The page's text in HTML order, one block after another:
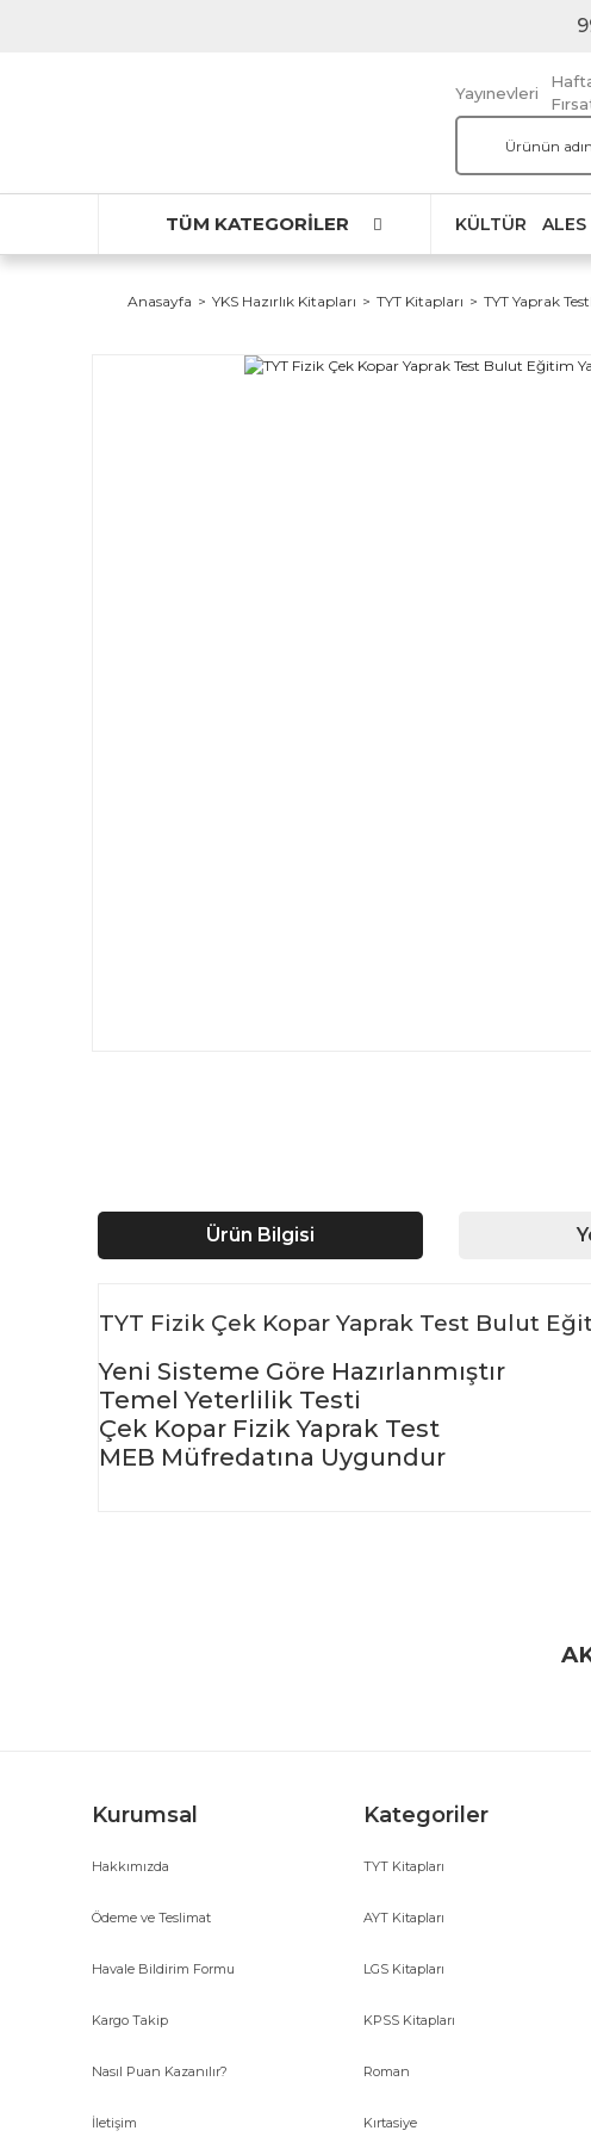
Yayınevleri
TÜM KATEGORİLER KÜLTÜR ALES
Anasayfa YKS Hazırlık Kitapları TYT Kitapları TYT Yaprak
Ürün Bilgisi
TYT Fizik Çek Kopar Yaprak Test Bulut
Yeni Sisteme Göre Hazırlanmıştır
Temel Yeterlilik Testi
Çek Kopar Fizik Yaprak Test
MEB Müfredatına Uygundur
Kurumsal
Hakkımızda
Ödeme ve Teslimat
Havale Bildirim Formu
Kargo Takip
Nasıl Puan Kazanılır?
İletişim
Kategoriler
TYT Kitapları
AYT Kitapları
LGS Kitapları
KPSS Kitapları
Roman
Kırtasiye